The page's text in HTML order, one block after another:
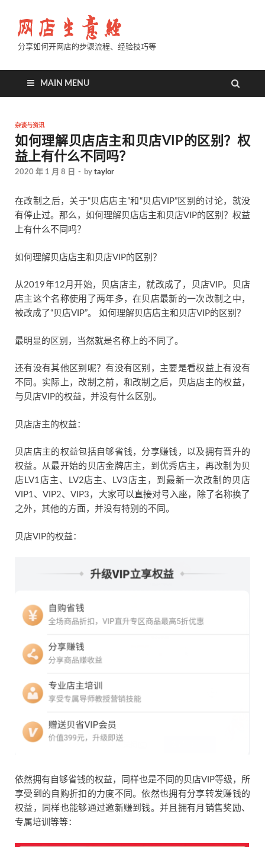
分享如何开网店的步骤流程、经验技巧等
MAIN MENU
杂谈与资讯
如何理解贝店店主和贝店VIP的区别？权
益上有什么不同吗？
2020 年 1 月 8 日 - by taylor
在改制之后，关于“贝店店主”和“贝店VIP”区别的讨论，就没
有停止过。那么，如何理解贝店店主和贝店VIP的区别？权益
上有什么不同吗？
如何理解贝店店主和贝店VIP的区别？
从2019年12月开始，贝店店主，就改成了，贝店VIP。贝店
店主这个名称使用了两年多，在贝店最新的一次改制之中，
被改成了“贝店VIP”。 如何理解贝店店主和贝店VIP的区别？
最明显的区别，当然就是名称上的不同了。
还有没有其他区别呢？有没有区别，主要是看权益上有没有
不同。实际上，改制之前，和改制之后，贝店店主的权益，
与贝店VIP的权益，并没有什么区别。
贝店店主的权益：
贝店店主的权益包括自够省钱，分享赚钱，以及拥有晋升的
权益。从最开始的贝店金牌店主，到优秀店主，再改制为贝
店LV1店主、LV2店主、LV3店主，到最新一次改制的贝店
VIP1、VIP2、VIP3，大家可以直接对号入座，除了名称换了
之外，其他的方面，并没有特别的不同。
贝店VIP的权益：
依然拥有自够省钱的权益，同样也是不同的贝店VIP等级，所
享受到的自购折扣的力度不同。依然也拥有分享转发赚钱的
权益，同样也能够通过邀新赚到钱。并且拥有月销售奖励、
专属培训等等：